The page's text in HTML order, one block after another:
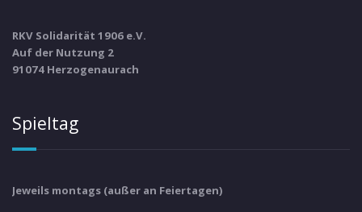
RKV Solidarität 1906 e.V.
Auf der Nutzung 2
91074 Herzogenaurach
Spieltag
Jeweils montags (außer an Feiertagen)